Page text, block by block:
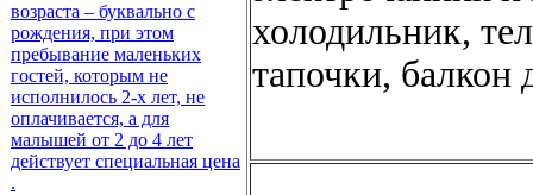
возраста – буквально с
рождения, при этом
пребывание маленьких
гостей, которым не
исполнилось 2-х лет, не
оплачивается, а для
малышей от 2 до 4 лет
действует специальная цена
.
холодильник,
тапочки, балкон